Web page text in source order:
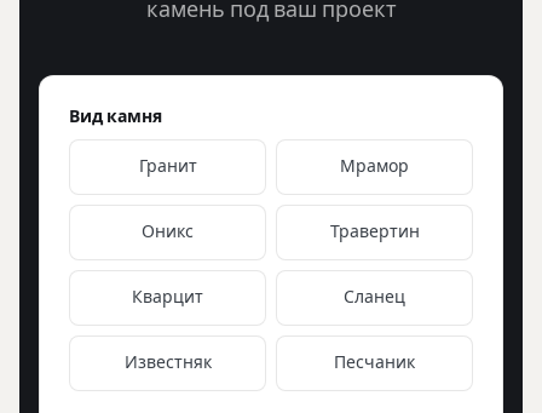
камень под ваш проект
Вид камня
Гранит Мрамор
Оникс Травертин
Кварцит Сланец
Известняк Песчаник